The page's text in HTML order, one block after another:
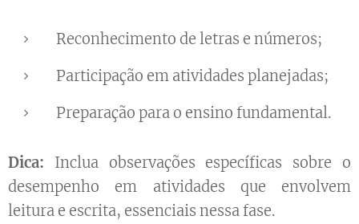
Reconhecimento de letras e números;
Participação em atividades planejadas;
Preparação para o ensino fundamental.
Dica: Inclua observações específicas sobre o
desempenho em atividades que envolvem
leitura e escrita, essenciais nessa fase.